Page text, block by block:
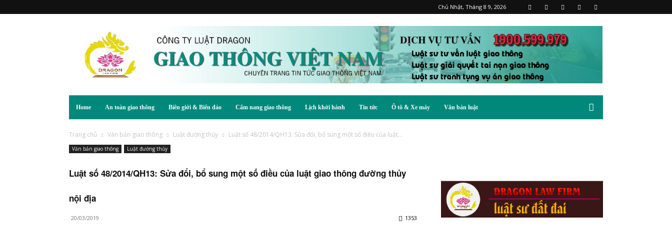
Chủ Nhật, Tháng 8 9, 2026
Home An toàn giao thông Biên giới & Biển đảo Cẩm nang giao thông Lịch khởi hành Tin tức Ô tô & Xe máy Văn bản luật
Trang chủ Văn bản giao thông Luật đường thủy Luật số 48/2014/QH13: Sửa đổi, bổ sung một số điều của luật...
Văn bản giao thông Luật đường thủy
Luật số 48/2014/QH13: Sửa đổi, bổ sung một số điều của luật giao thông đường thủy
nội địa
20/03/2019 1353